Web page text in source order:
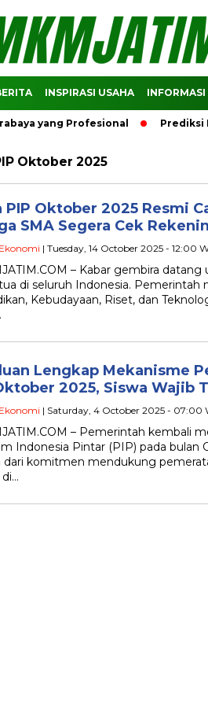
INSPIRASI USAHA INFORMASI
yang Profesional Prediksi
Oktober 2025
PIP Oktober 2025 Resmi
SMA Segera Cek
Ekonomi | Tuesday, 14 October 2025 - 12:00
– Kabar gembira datang
di seluruh Indonesia. Pemerintah
Kebudayaan, Riset, dan
Lengkap Mekanisme
2025, Siswa Wajib
Ekonomi | Saturday, 4 October 2025 - 07:00
– Pemerintah kembali
Indonesia Pintar (PIP) pada bulan
dari komitmen mendukung